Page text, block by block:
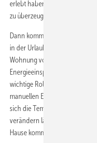
erlebt haben, sind sie auch
zu überzeugen.
Dann kommt im Gespräch oft
in der Urlaubszeit, ob man bei
Wohnung vorfinden kann.
Energieeinsparung in jedem
wichtige Rolle. Hier hilft der
manuellen Eingriffs ohne
sich die Temperatur bis zum
verändern lässt, wenn man
Hause kommt.